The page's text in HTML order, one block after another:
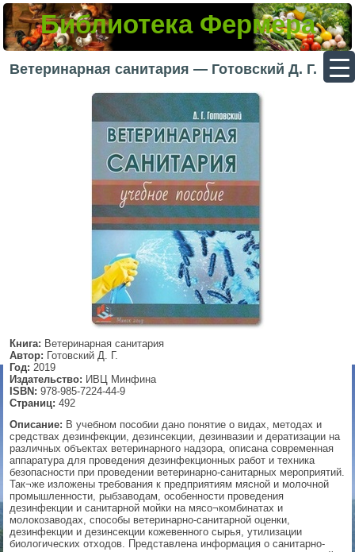
Библиотека Фермера
Ветеринарная санитария — Готовский Д. Г.
Книга: Ветеринарная санитария
Автор: Готовский Д. Г.
Год: 2019
Издательство: ИВЦ Минфина
ISBN: 978-985-7224-44-9
Страниц: 492
Описание: В учебном пособии дано понятие о видах, методах и
средствах дезинфекции, дезинсекции, дезинвазии и дератизации на
различных объектах ветеринарного надзора, описана современная
аппаратура для проведения дезинфекционных работ и техника
безопасности при проведении ветеринарно-санитарных мероприятий.
Так¬же изложены требования к предприятиям мясной и молочной
промышленности, рыбзаводам, особенности проведения
дезинфекции и санитарной мойки на мясо¬комбинатах и
молокозаводах, способы ветеринарно-санитарной оценки,
дезинфекции и дезинсекции кожевенного сырья, утилизации
биологических отходов. Представлена информация о санитарно-
▼
▼
▼